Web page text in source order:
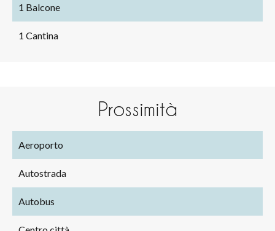
1 Balcone
1 Cantina
Prossimità
Aeroporto
Autostrada
Autobus